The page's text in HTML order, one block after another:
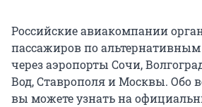
Российские авиакомпании
пассажиров по
через аэропорты Сочи,
Вод, Ставрополя и Москвы. Обо
вы можете узнать на